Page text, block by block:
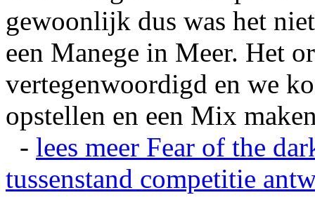
gewoonlijk dus was het
een Manege in Meer. Het
vertegenwoordigd en we
opstellen en een Mix
- lees meer Fear of the
tussenstand competitie